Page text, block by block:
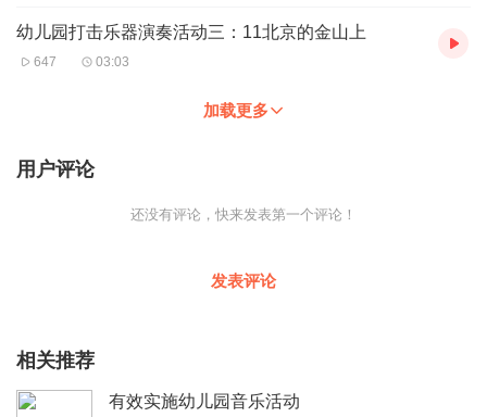
幼儿园打击乐器演奏活动三：11北京的金山上
647 03:03
加载更多
用户评论
还没有评论，快来发表第一个评论！
发表评论
相关推荐
有效实施幼儿园音乐活动